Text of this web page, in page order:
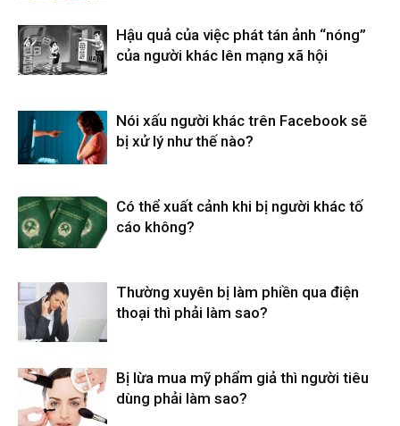
Hậu quả của việc phát tán ảnh “nóng”
của người khác lên mạng xã hội
Nói xấu người khác trên Facebook sẽ
bị xử lý như thế nào?
Có thể xuất cảnh khi bị người khác tố
cáo không?
Thường xuyên bị làm phiền qua điện
thoại thì phải làm sao?
Bị lừa mua mỹ phẩm giả thì người tiêu
dùng phải làm sao?